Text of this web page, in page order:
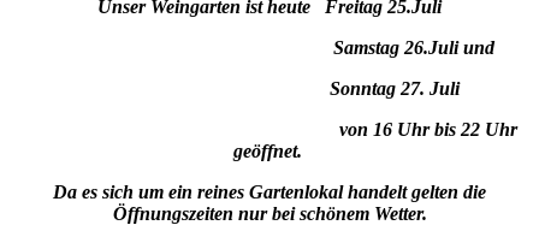
Unser Weingarten ist heute Freitag 25.Juli
Samstag 26.Juli und
Sonntag 27. Juli
von 16 Uhr bis 22 Uhr
geöffnet.
Da es sich um ein reines Gartenlokal handelt gelten die
Öffnungszeiten nur bei schönem Wetter.